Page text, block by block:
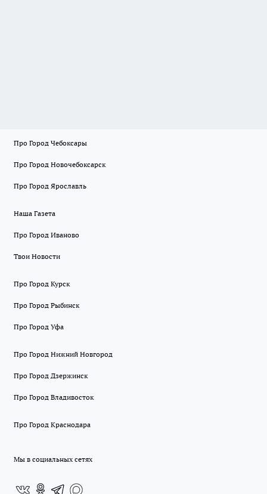
Про Город Чебоксары
Про Город Новочебоксарск
Про Город Ярославль
Наша Газета
Про Город Иваново
Твои Новости
Про Город Курск
Про Город Рыбинск
Про Город Уфа
Про Город Нижний Новгород
Про Город Дзержинск
Про Город Владивосток
Про Город Краснодара
Мы в социальных сетях